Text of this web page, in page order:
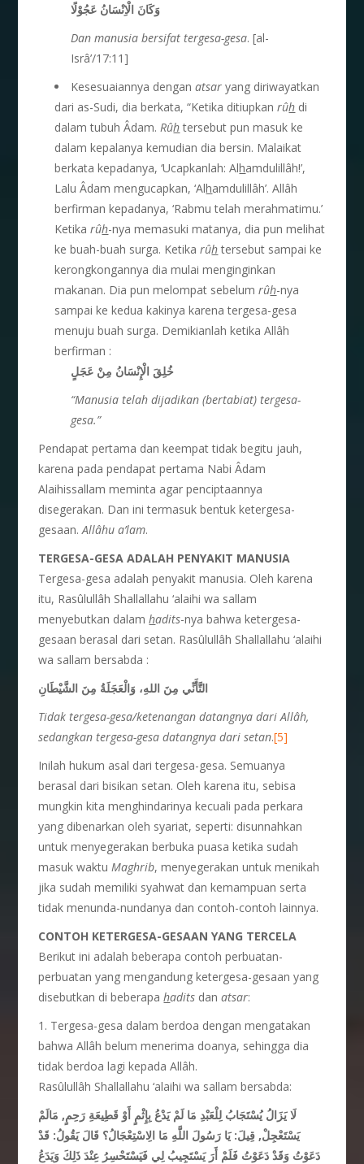
وَكَانَ الْاِنْسَانُ عَجُوْلًا
Dan manusia bersifat tergesa-gesa. [al-
Isrâ’/17:11]
Kesesuaiannya denganatsar yang diriwayatkan
dari as-Sudi, dia berkata, “Ketika ditiupkanrûh di
dalam tubuh Âdam.Rûhtersebut pun masuk ke
dalam kepalanya kemudian dia bersin. Malaikat
berkata kepadanya, ‘Ucapkanlah: Alhamdulillâh!’,
Lalu Âdam mengucapkan, ‘Alhamdulillâh’. Allâh
berfirman kepadanya, ‘Rabmu telah merahmatimu.’
Ketikarûh-nya memasuki matanya, dia pun melihat
ke buah-buah surga. Ketikarûhtersebut sampai ke
kerongkongannya dia mulai menginginkan
makanan. Dia pun melompat sebelumrûh-nya
sampai ke kedua kakinya karena tergesa-gesa
menuju buah surga. Demikianlah ketika Allâh
berfirman :
خُلِقَ الْإِنْسَانُ مِنْ عَجَلٍ
“Manusia telah dijadikan (bertabiat) tergesa-
gesa.”
Pendapat pertama dan keempat tidak begitu jauh,
karena pada pendapat pertama Nabi Âdam
Alaihissallam meminta agar penciptaannya
disegerakan. Dan ini termasuk bentuk ketergesa-
gesaan.Allâhu a’lam.
TERGESA-GESA ADALAH PENYAKIT MANUSIA
Tergesa-gesa adalah penyakit manusia. Oleh karena
itu, Rasûlullâh Shallallahu ‘alaihi wa sallam
menyebutkan dalamhadits-nya bahwa ketergesa-
gesaan berasal dari setan. Rasûlullâh Shallallahu ‘alaihi
wa sallam bersabda :
التَّأَنِّي مِنَ اللهِ، وَالْعَجَلَةُ مِنَ الشَّيْطَانِ
Tidak tergesa-gesa/ketenangan datangnya dari Allâh,
sedangkan tergesa-gesa datangnya dari setan.[5]
Inilah hukum asal dari tergesa-gesa. Semuanya
berasal dari bisikan setan. Oleh karena itu, sebisa
mungkin kita menghindarinya kecuali pada perkara
yang dibenarkan oleh syariat, seperti: disunnahkan
untuk menyegerakan berbuka puasa ketika sudah
masuk waktuMaghrib, menyegerakan untuk menikah
jika sudah memiliki syahwat dan kemampuan serta
tidak menunda-nundanya dan contoh-contoh lainnya.
CONTOH KETERGESA-GESAAN YANG TERCELA
Berikut ini adalah beberapa contoh perbuatan-
perbuatan yang mengandung ketergesa-gesaan yang
disebutkan di beberapahadits danatsar:
1. Tergesa-gesa dalam berdoa dengan mengatakan
bahwa Allâh belum menerima doanya, sehingga dia
tidak berdoa lagi kepada Allâh.
Rasûlullâh Shallallahu ‘alaihi wa sallam bersabda:
لَا يَزَالُ يُسْتَجَابُ لِلْعَبْدِ مَا لَمْ يَدْعُ بِإِثْمٍ أَوْ قَطِيعَةِ رَحِمٍ, مَالَمْ
يَسْتَعْجِلْ, قِيلَ: يَا رَسُولَ اللَّهِ مَا الِاسْتِعْجَالُ؟ قَالَ يَقُولُ: قَدْ
دَعَوْتُ وَقَدْ دَعَوْتُ فَلَمْ أَرَ يَسْتَجِيبُ لِي فَيَسْتَحْسِرُ عِنْدَ ذَلِكَ وَيَدَعُ